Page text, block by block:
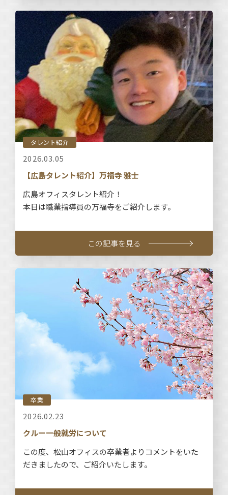
タレント紹介
2026.03.05
【広島タレント紹介】万福寺 雅士
広島オフィスタレント紹介！
本日は職業指導員の万福寺をご紹介します。
この記事を見る
卒業
2026.02.23
クルー一般就労について
この度、松山オフィスの卒業者よりコメントをいた
だきましたので、ご紹介いたします。